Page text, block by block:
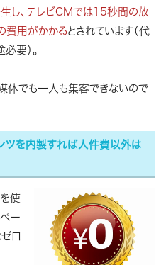
し、テレビCMでは15秒間の放
用がかかるとされています（代
要）。
体でも一人も集客できないので
ツを内製すれば人件費以外は
使
ー
ロ